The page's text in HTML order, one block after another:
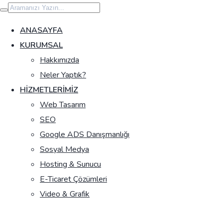
İçeriğe
geç
ANASAYFA
KURUMSAL
Hakkımızda
Neler Yaptık?
HIZMETLERIMIZ
Web Tasarım
SEO
Google ADS Danışmanlığı
Sosyal Medya
Hosting & Sunucu
E-Ticaret Çözümleri
Video & Grafik